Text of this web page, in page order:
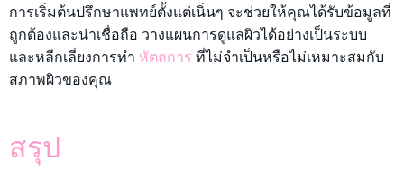
การเริ่มต้นปรึกษาแพทย์ตั้งแต่เนิ่นๆ จะช่วยให้คุณได้รับข้อมูลที่
ถูกต้องและน่าเชื่อถือ วางแผนการดูแลผิวได้อย่างเป็นระบบ
และหลีกเลี่ยงการทำ หัตถการ ที่ไม่จำเป็นหรือไม่เหมาะสมกับ
สภาพผิวของคุณ
สรุป